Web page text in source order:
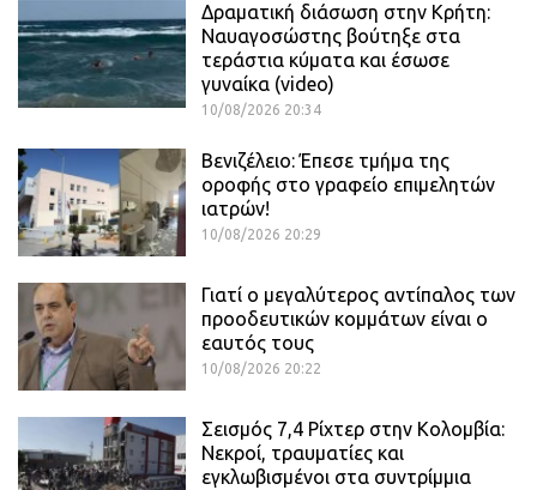
Δραματική διάσωση στην Κρήτη:
Ναυαγοσώστης βούτηξε στα
τεράστια κύματα και έσωσε
γυναίκα (video)
10/08/2026 20:34
Βενιζέλειο: Έπεσε τμήμα της
οροφής στο γραφείο επιμελητών
ιατρών!
10/08/2026 20:29
Γιατί ο μεγαλύτερος αντίπαλος των
προοδευτικών κομμάτων είναι ο
εαυτός τους
10/08/2026 20:22
Σεισμός 7,4 Ρίχτερ στην Κολομβία:
Νεκροί, τραυματίες και
εγκλωβισμένοι στα συντρίμμια